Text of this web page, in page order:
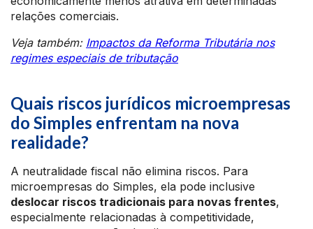
relações comerciais.
Veja também: Impactos da Reforma Tributária nos
regimes especiais de tributação
Quais riscos jurídicos microempresas
do Simples enfrentam na nova
realidade?
A neutralidade fiscal não elimina riscos. Para
microempresas do Simples, ela pode inclusive
deslocar riscos tradicionais para novas frentes,
especialmente relacionadas à competitividade,